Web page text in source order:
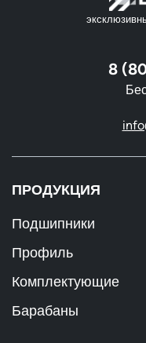
8
ПРОДУКЦИЯ
Подшипники
Профиль
Комплектующие
Барабаны